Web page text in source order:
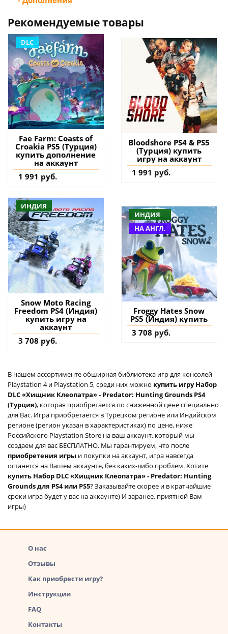
Рекомендуемые товары
DLC
Fae Farm: Coasts of
Croakia PS5 (Турция)
купить дополнение
на аккаунт
1 991 руб.
Bloodshore PS4 & PS5
(Турция) купить
игру на аккаунт
1 991 руб.
ИНДИЯ
Snow Moto Racing
Freedom PS4 (Индия)
купить игру на
аккаунт
3 708 руб.
ИНДИЯ
НА АНГЛ.
Froggy Hates Snow
PS5 (Индия) купить
3 708 руб.
В нашем ассортименте обширная библиотека игр для консолей
Playstation 4 и Playstation 5, среди них можно купить игру Набор
DLC «Хищник Клеопатра» - Predator: Hunting Grounds PS4
(Турция), которая приобретается по сниженной цене специально
для Вас. Игра приобретается в Турецком регионе или Индийском
регионе (регион указан в характеристиках) по цене, ниже
Российского Playstation Store на ваш аккаунт, который мы
создаем для вас БЕСПЛАТНО. Мы гарантируем, что после
приобретения игры и покупки на аккаунт, игра навсегда
останется на Вашем аккаунте, без каких-либо проблем. Хотите
купить Набор DLC «Хищник Клеопатра» - Predator: Hunting
Grounds для PS4 или PS5? Заказывайте скорее и в кратчайшие
сроки игра будет у вас на аккаунте) И заранее, приятной Вам
игры)
О нас
Отзывы
Как приобрести игру?
Инструкции
FAQ
Контакты